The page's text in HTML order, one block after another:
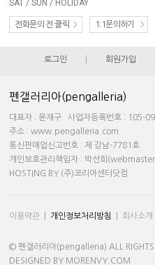
SAT / SUN / HOLIDAY
전화문의 전 클릭 1:1문의하기
로그인 회원가입
펜갤러리아(pengalleria)
대표자 : 윤재구 사업자등록번호 : 105-
주소 : www.pengalleria.com
통신판매업신고번호 : 제 강남-7781호
개인보호관리책임자 : 박선희
HOSTING BY (주)코리아센터닷컴
이용약관 개인정보처리방침 회사소개
© 펜갤러리아(pengalleria) ALL RIGHTS
DESIGNED BY MORENVY.COM